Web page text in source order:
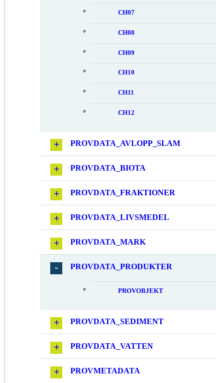
CH07
CH08
CH09
CH10
CH11
CH12
PROVDATA_AVLOPP_SLAM
PROVDATA_BIOTA
PROVDATA_FRAKTIONER
PROVDATA_LIVSMEDEL
PROVDATA_MARK
PROVDATA_PRODUKTER
PROVOBJEKT
PROVDATA_SEDIMENT
PROVDATA_VATTEN
PROVMETADATA